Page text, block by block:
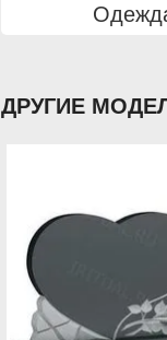
ДРУГИЕ